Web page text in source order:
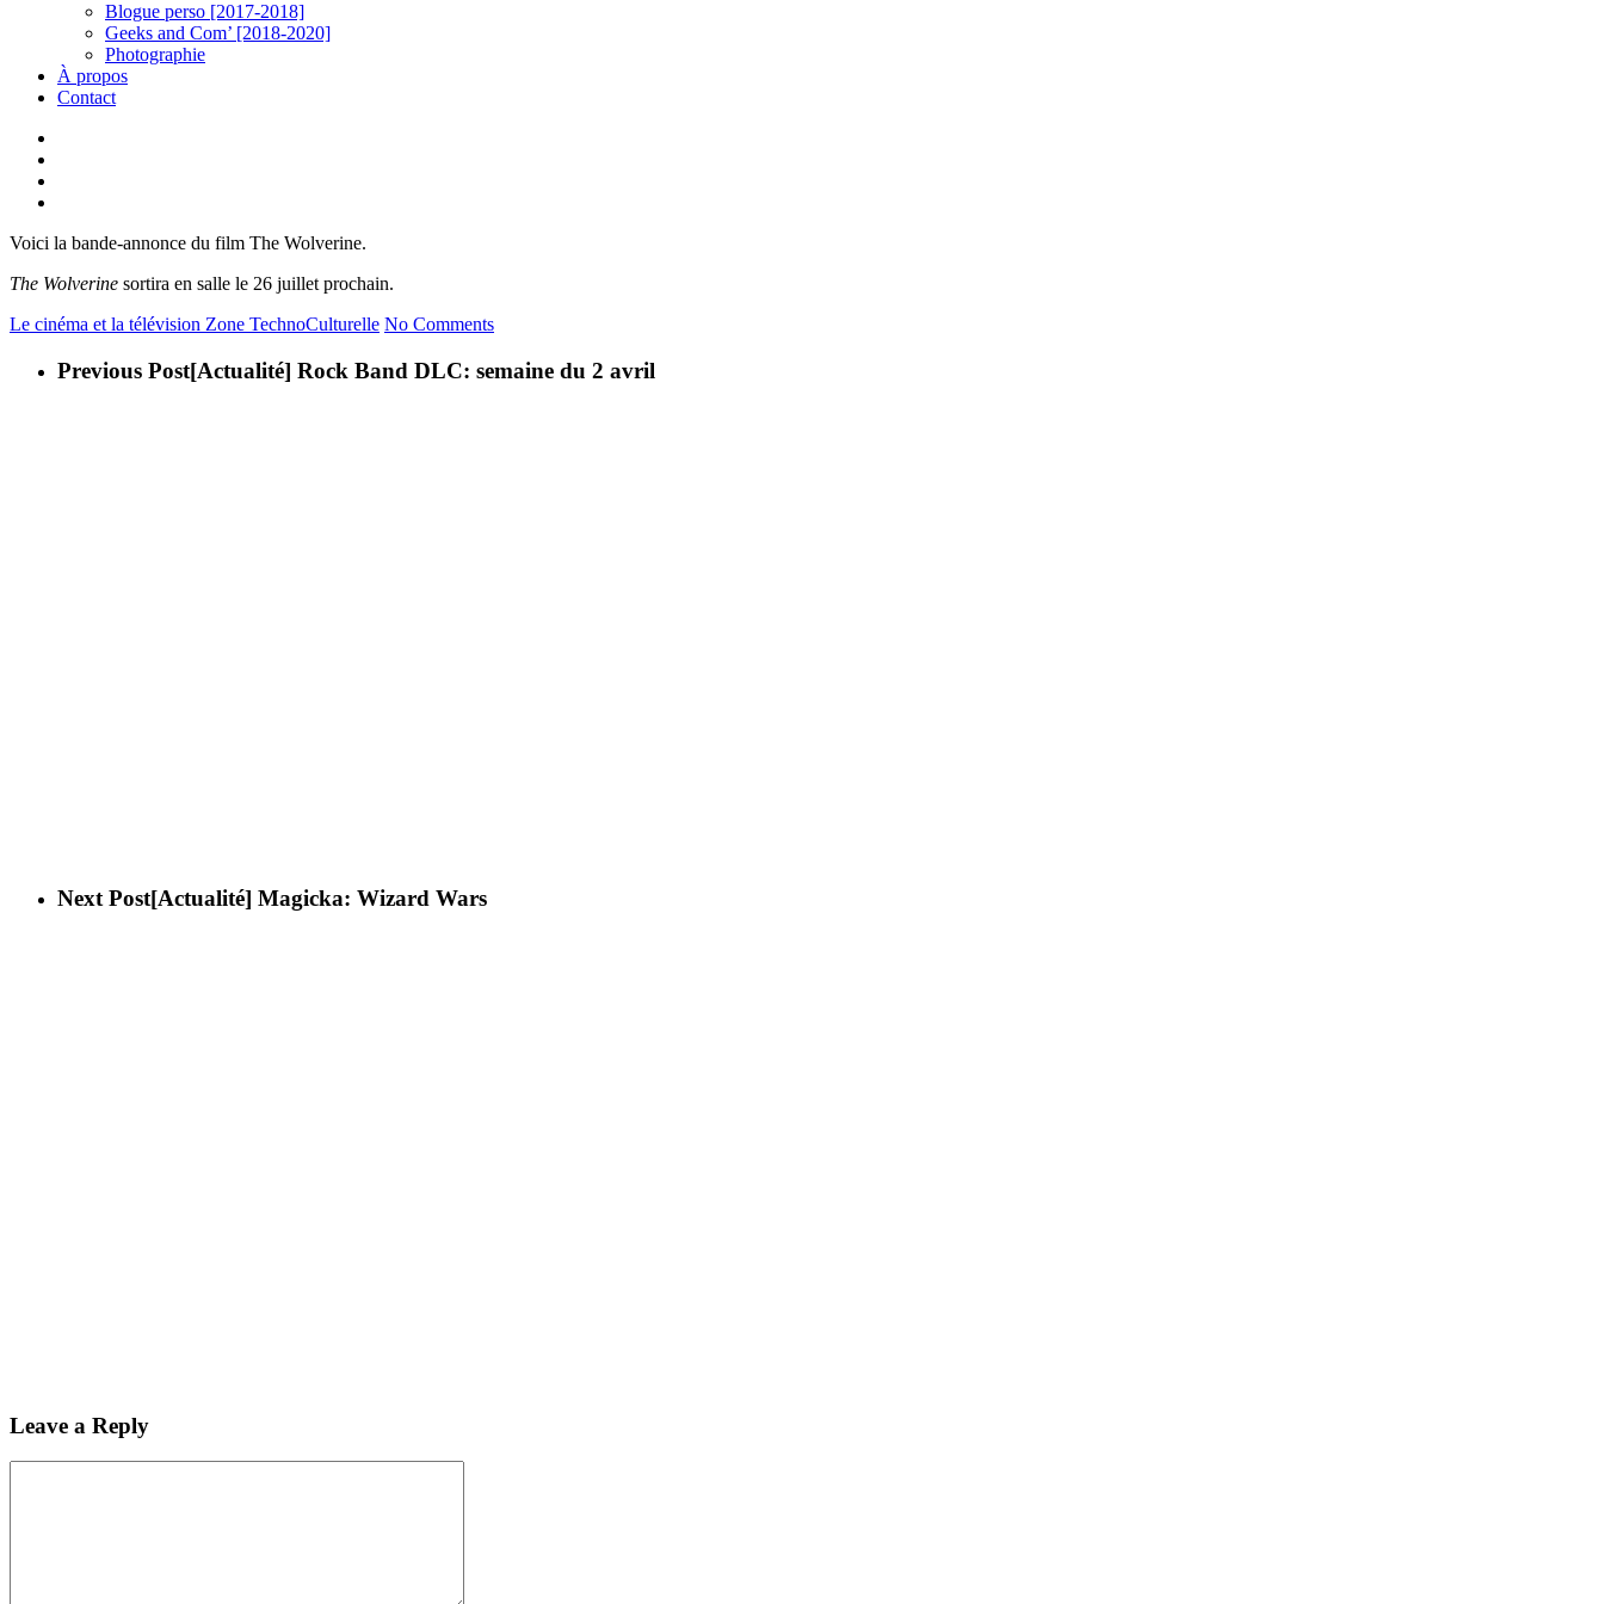
Blogue perso [2017-2018]
Geeks and Com’ [2018-2020]
Photographie
À propos
Contact
Voici la bande-annonce du film The Wolverine.
The Wolverine sortira en salle le 26 juillet prochain.
Le cinéma et la télévision Zone TechnoCulturelle No Comments
Previous Post[Actualité] Rock Band DLC: semaine du 2 avril
Next Post[Actualité] Magicka: Wizard Wars
Leave a Reply